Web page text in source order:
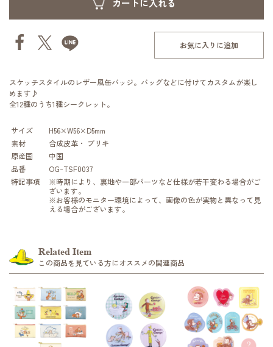
お気に入りに追加
スケッチスタイルのレザー風缶バッジ。バッグなどに付けてカスタムが楽し
めます♪
全12種のうち1種シークレット。
サイズ
H56×W56×D5mm
素材
合成皮革・ ブリキ
原産国
中国
品番
OG-TSF0037
特記事項
※時期により、裏地や一部パーツなど仕様が若干変わる場合がご
ざいます。
※お客様のモニター環境によって、画像の色が実物と異なって見
える場合がございます。
Related Item
この商品を見ている方にオススメの関連商品